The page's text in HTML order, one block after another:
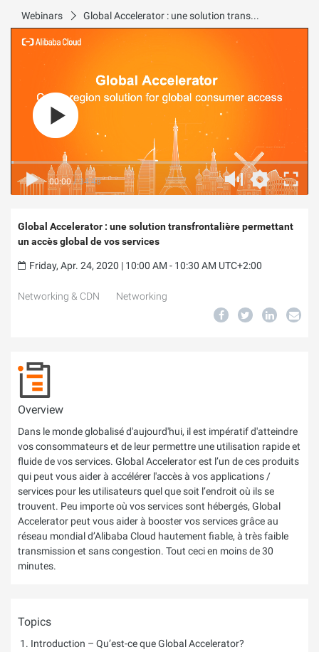
Webinars Global Accelerator : une solution transfrontalière permettant un accès global de vos services
00:00 / 34:48
Global Accelerator : une solution transfrontalière permettant
un accès global de vos services
Friday, Apr. 24, 2020 | 10:00 AM - 10:30 AM UTC+2:00
Networking & CDN Networking
Overview
Dans le monde globalisé d'aujourd'hui, il est impératif d'atteindre
vos consommateurs et de leur permettre une utilisation rapide et
fluide de vos services. Global Accelerator est l’un de ces produits
qui peut vous aider à accélérer l'accès à vos applications /
services pour les utilisateurs quel que soit l’endroit où ils se
trouvent. Peu importe où vos services sont hébergés, Global
Accelerator peut vous aider à booster vos services grâce au
réseau mondial d’Alibaba Cloud hautement fiable, à très faible
transmission et sans congestion. Tout ceci en moins de 30
minutes.
Topics
Introduction – Qu’est-ce que Global Accelerator?